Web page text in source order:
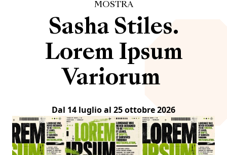
MOSTRA
Sasha Stiles.
Lorem Ipsum
Variorum
Dal 14 luglio al 25 ottobre 2026